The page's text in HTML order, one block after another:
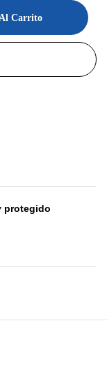
Carrito
protegido